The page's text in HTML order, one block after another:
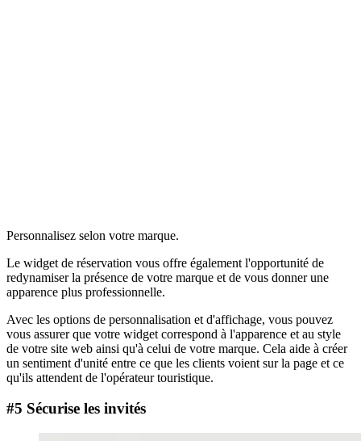
Personnalisez selon votre marque.
Le widget de réservation vous offre également l'opportunité de
redynamiser la présence de votre marque et de vous donner une
apparence plus professionnelle.
Avec les options de personnalisation et d'affichage, vous pouvez
vous assurer que votre widget correspond à l'apparence et au style
de votre site web ainsi qu'à celui de votre marque. Cela aide à créer
un sentiment d'unité entre ce que les clients voient sur la page et ce
qu'ils attendent de l'opérateur touristique.
#5 Sécurise les invités